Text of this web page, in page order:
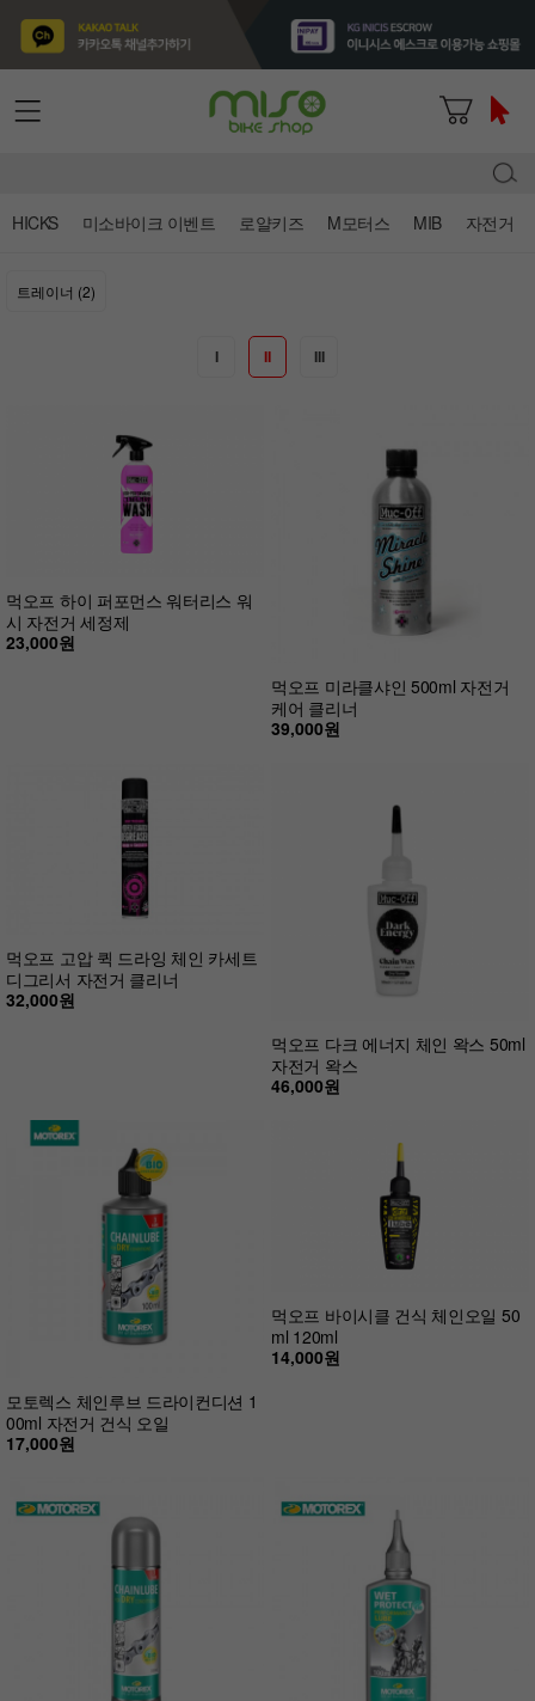
HICKS 미소바이크 이벤트 로얄키즈 M모터스 MIB 자전거
트레이너 (2)
I II III
먹오프 하이 퍼포먼스 워터리스 워
시 자전거 세정제
23,000원
먹오프 미라클샤인 500ml 자전거
케어 클리너
39,000원
먹오프 고압 퀵 드라잉 체인 카세트
디그리서 자전거 클리너
32,000원
먹오프 다크 에너지 체인 왁스 50ml
자전거 왁스
46,000원
모토렉스 체인루브 드라이컨디션 1
00ml 자전거 건식 오일
17,000원
먹오프 바이시클 건식 체인오일 50
ml 120ml
14,000원